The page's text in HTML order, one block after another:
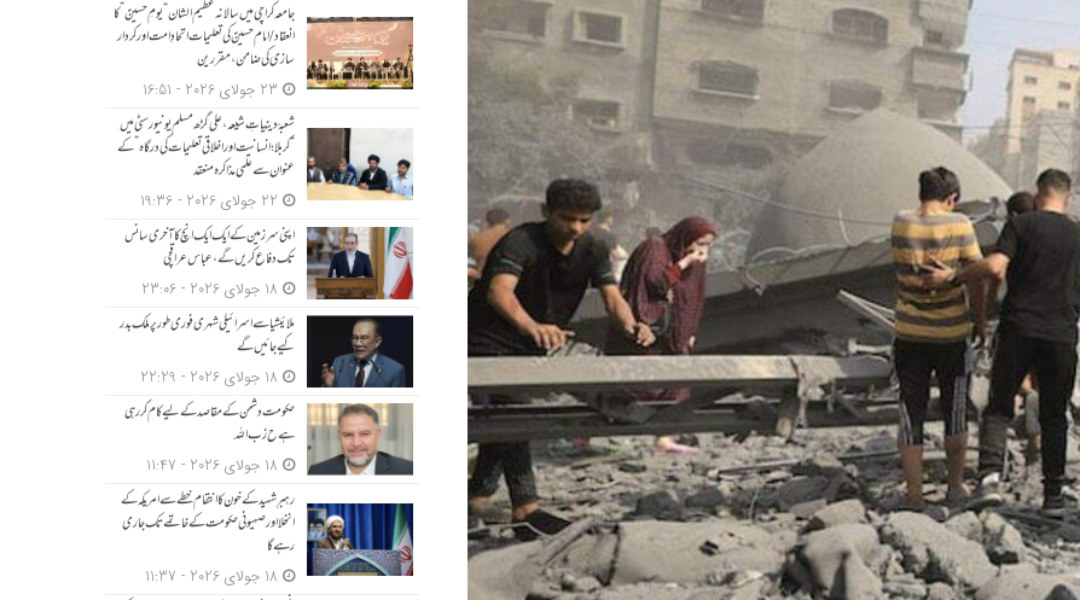
جامعہ کراچی میں سالانہ عظیم الشان “یومِ حسینؑ” کا
انعقاد/امام حسینؑ کی تعلیمات اتحادِ امت اور کردار
سازی کی ضامن، مقررین
شعبۂ دینیاتِ شیعہ، علی گڑھ مسلم یونیورسٹی میں
“کربلا؛ انسانیت اور اخلاقی تعلیمات کی درگاہ” کے
عنوان سے علمی مذاکرہ منعقد
اپنی سرزمین کے ایک ایک انچ کا آخری سانس
تک دفاع کریں گے، عباس عراقچی
ملائیشیا سے اسرائیلی شہری فوری طور پر ملک بدر
کیے جائیں گے
حکومت دشمن کے مقاصد کے لیے کام کر رہی
ہے ح زب ا للہ
رہبرِ شہید کے خون کا انتقام خطے سے امریکہ کے
انخلا اور صہیونی حکومت کے خاتمے تک جاری
رہے گا